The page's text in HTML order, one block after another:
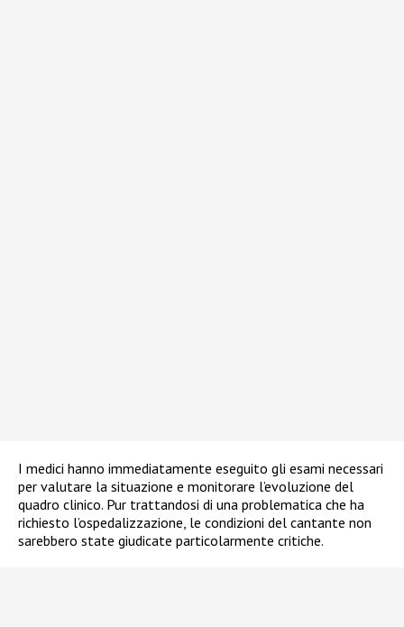
I medici hanno immediatamente eseguito gli esami necessari
per valutare la situazione e monitorare l’evoluzione del
quadro clinico. Pur trattandosi di una problematica che ha
richiesto l’ospedalizzazione, le condizioni del cantante non
sarebbero state giudicate particolarmente critiche.